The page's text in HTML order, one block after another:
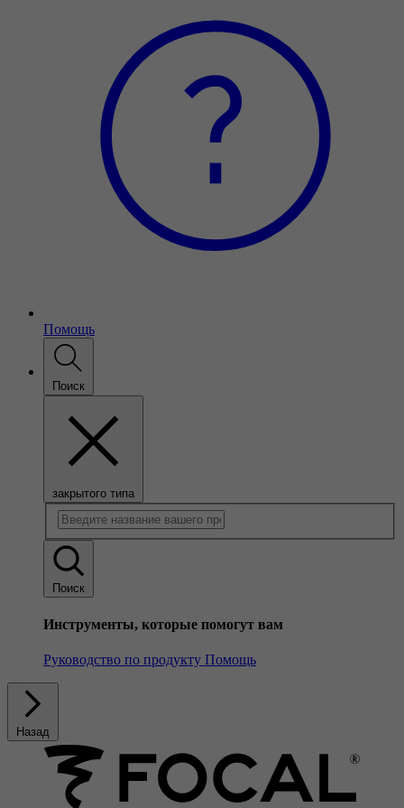
Помощь
Поиск
закрытого типа
Поиск
Инструменты, которые помогут вам
Руководство по продукту Помощь
Назад